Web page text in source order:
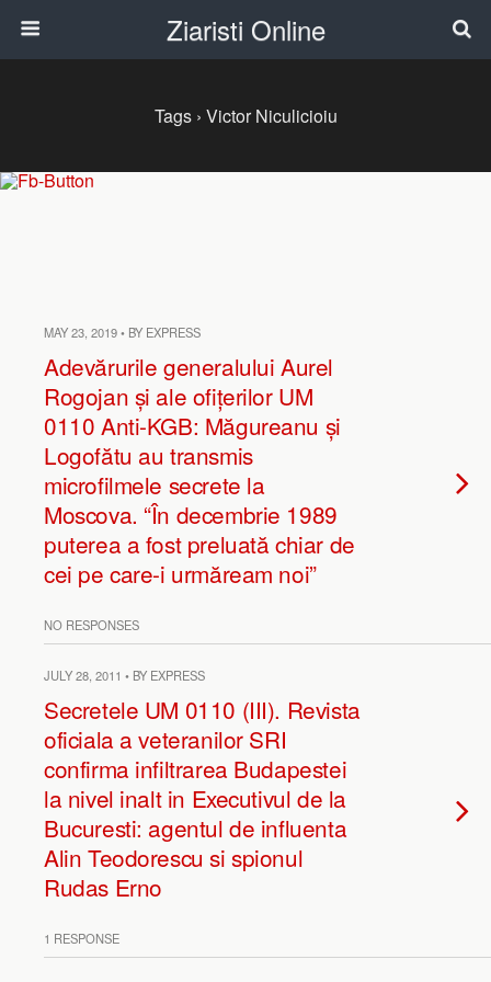
Ziaristi Online
Tags › Victor Niculicioiu
MAY 23, 2019 • BY EXPRESS
Adevărurile generalului Aurel
Rogojan și ale ofițerilor UM
0110 Anti-KGB: Măgureanu și
Logofătu au transmis
microfilmele secrete la
Moscova. “În decembrie 1989
puterea a fost preluată chiar de
cei pe care-i urmăream noi”
NO RESPONSES
JULY 28, 2011 • BY EXPRESS
Secretele UM 0110 (III). Revista
oficiala a veteranilor SRI
confirma infiltrarea Budapestei
la nivel inalt in Executivul de la
Bucuresti: agentul de influenta
Alin Teodorescu si spionul
Rudas Erno
1 RESPONSE